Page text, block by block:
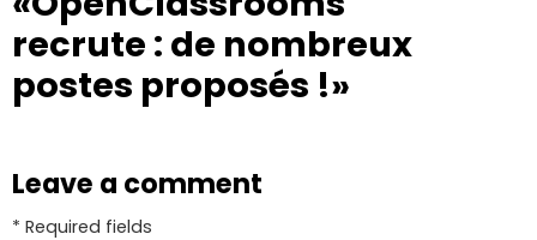
recrute : de nombreux
postes proposés !»
Leave a comment
* Required fields